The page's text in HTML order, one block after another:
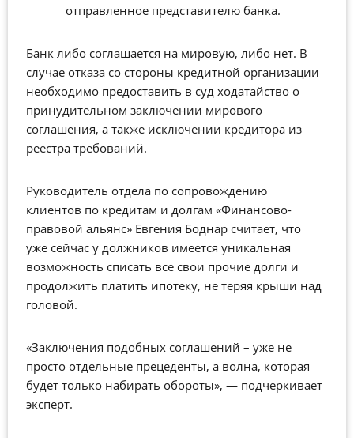
отправленное представителю банка.
Банк либо соглашается на мировую, либо нет. В
случае отказа со стороны кредитной организации
необходимо предоставить в суд ходатайство о
принудительном заключении мирового
соглашения, а также исключении кредитора из
реестра требований.
Руководитель отдела по сопровождению
клиентов по кредитам и долгам «Финансово-
правовой альянс» Евгения Боднар считает, что
уже сейчас у должников имеется уникальная
возможность списать все свои прочие долги и
продолжить платить ипотеку, не теряя крыши над
головой.
«Заключения подобных соглашений – уже не
просто отдельные прецеденты, а волна, которая
будет только набирать обороты», — подчеркивает
эксперт.